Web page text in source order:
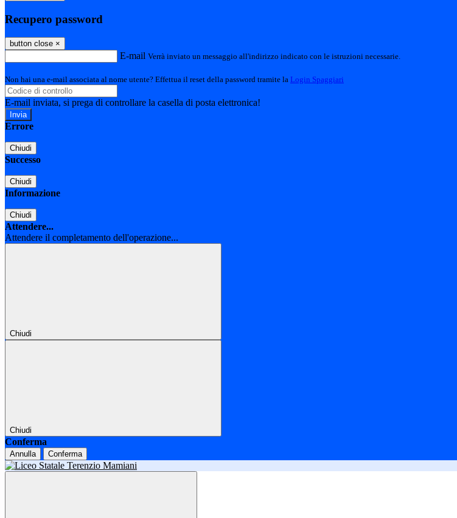
Recupero password
button close ×
E-mail Verrà inviato un messaggio all'indirizzo indicato con le istruzioni necessarie.
Non hai una e-mail associata al nome utente? Effettua il reset della password tramite la Login Spaggiari
E-mail inviata, si prega di controllare la casella di posta elettronica!
Errore
Chiudi
Successo
Chiudi
Informazione
Chiudi
Attendere...
Attendere il completamento dell'operazione...
Chiudi
Chiudi
Conferma
Annulla Conferma